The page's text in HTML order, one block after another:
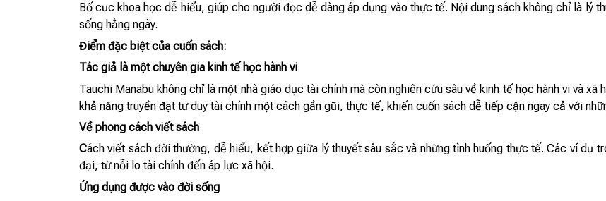
Bố cục khoa học dễ hiểu, giúp cho người đọc dễ dàng áp dụng vào thực tế. Nội dung sách không chỉ là lý
sống hằng ngày.
Điểm đặc biệt của cuốn sách:
Tác giả là một chuyên gia kinh tế học hành vi
Tauchi Manabu không chỉ là một nhà giáo dục tài chính mà còn nghiên cứu sâu về kinh tế học hành vi và
khả năng truyền đạt tư duy tài chính một cách gần gũi, thực tế, khiến cuốn sách dễ tiếp cận ngay cả với
Về phong cách viết sách
Cách viết sách đời thường, dễ hiểu, kết hợp giữa lý thuyết sâu sắc và những tình huống thực tế. Các ví dụ
đại, từ nỗi lo tài chính đến áp lực xã hội.
Ứng dụng được vào đời sống